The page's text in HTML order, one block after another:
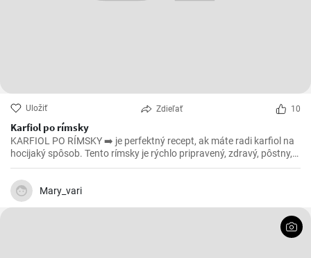
Uložiť Zdieľať 10
Karfiol po rímsky
KARFIOL PO RÍMSKY ➡️ je perfektný recept, ak máte radi karfiol na
hocijaký spôsob. Tento rímsky je rýchlo pripravený, zdravý, pôstny,
povedzme že aj vegánsky ak vynecháte syr, a ešte k tomu všetkému
je aj lahodný. 😁
Mary_vari